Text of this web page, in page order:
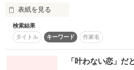
ふわたさん
レビューありがとうございました♡
両想いになりたいなんて欲張りは言
なんて一生必要ない
無縁の存在なんだと思ってた
助けてくれて
どんなわがままも聞いてくれた
表紙を見る
高校３年生の未来は担任の前原先生
先生は子供も奥さんもいて叶わない
検索結果
タイトル
キーワード 作家名
「叶わない恋」だ